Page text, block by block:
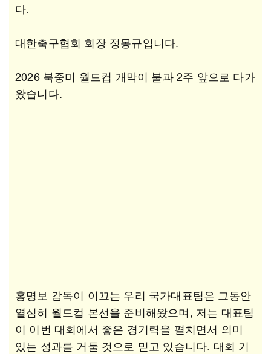
다.
대한축구협회 회장 정몽규입니다.
2026 북중미 월드컵 개막이 불과 2주 앞으로 다가
왔습니다.
홍명보 감독이 이끄는 우리 국가대표팀은 그동안
열심히 월드컵 본선을 준비해왔으며, 저는 대표팀
이 이번 대회에서 좋은 경기력을 펼치면서 의미
있는 성과를 거둘 것으로 믿고 있습니다. 대회 기